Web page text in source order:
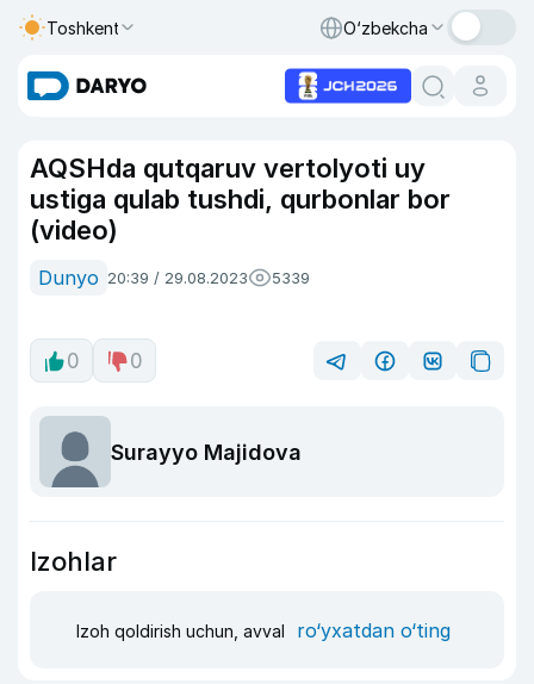
Toshkent O‘zbekcha
AQSHda qutqaruv vertolyoti uy
ustiga qulab tushdi, qurbonlar bor
(video)
Dunyo 20:39 / 29.08.2023 5339
0 0
Surayyo Majidova
Izohlar
Izoh qoldirish uchun, avval ro‘yxatdan o‘ting